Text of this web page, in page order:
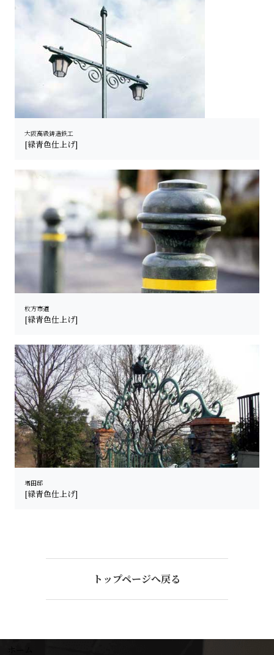
大阪高級鋳造鉄工
[緑青色仕上げ]
枚方市道
[緑青色仕上げ]
増田邸
[緑青色仕上げ]
トップページへ戻る